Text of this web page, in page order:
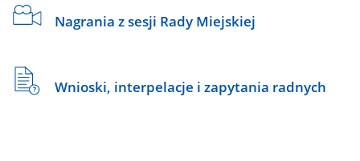
Nagrania z sesji Rady Miejskiej
Wnioski, interpelacje i zapytania radnych